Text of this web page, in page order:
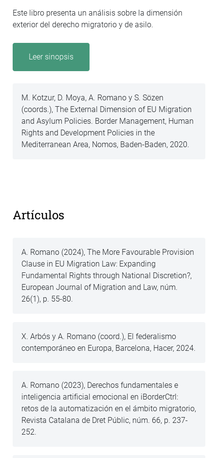
Este libro presenta un análisis sobre la dimensión
exterior del derecho migratorio y de asilo.
Leer sinopsis
M. Kotzur, D. Moya, A. Romano y S. Sözen
(coords.), The External Dimension of EU Migration
and Asylum Policies. Border Management, Human
Rights and Development Policies in the
Mediterranean Area, Nomos, Baden-Baden, 2020.
Artículos
A. Romano (2024), The More Favourable Provision
Clause in EU Migration Law: Expanding
Fundamental Rights through National Discretion?,
European Journal of Migration and Law, núm.
26(1), p. 55-80.
X. Arbós y A. Romano (coord.), El federalismo
contemporáneo en Europa, Barcelona, Hacer, 2024.
A. Romano (2023), Derechos fundamentales e
inteligencia artificial emocional en iBorderCtrl:
retos de la automatización en el ámbito migratorio,
Revista Catalana de Dret Públic, núm. 66, p. 237-
252.